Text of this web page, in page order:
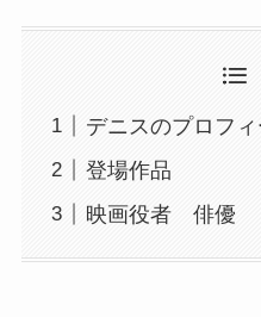
デニスのプロフ
登場作品
映画役者 俳優